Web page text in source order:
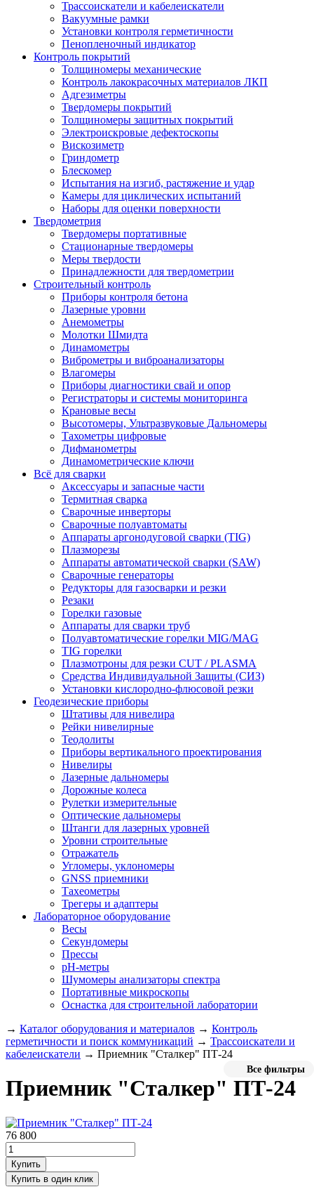
Трассоискатели и кабелеискатели
Вакуумные рамки
Установки контроля герметичности
Пенопленочный индикатор
Контроль покрытий
Толщиномеры механические
Контроль лакокрасочных материалов ЛКП
Адгезиметры
Твердомеры покрытий
Толщиномеры защитных покрытий
Электроискровые дефектоскопы
Вискозиметр
Гриндометр
Блескомер
Испытания на изгиб, растяжение и удар
Камеры для циклических испытаний
Наборы для оценки поверхности
Твердометрия
Твердомеры портативные
Стационарные твердомеры
Меры твердости
Принадлежности для твердометрии
Строительный контроль
Приборы контроля бетона
Лазерные уровни
Анемометры
Молотки Шмидта
Динамометры
Виброметры и виброанализаторы
Влагомеры
Приборы диагностики свай и опор
Регистраторы и системы мониторинга
Крановые весы
Высотомеры, Ультразвуковые Дальномеры
Тахометры цифровые
Дифманометры
Динамометрические ключи
Всё для сварки
Аксессуары и запасные части
Термитная сварка
Сварочные инверторы
Сварочные полуавтоматы
Аппараты аргонодуговой сварки (TIG)
Плазморезы
Аппараты автоматической сварки (SAW)
Сварочные генераторы
Редукторы для газосварки и резки
Резаки
Горелки газовые
Аппараты для сварки труб
Полуавтоматические горелки MIG/MAG
TIG горелки
Плазмотроны для резки CUT / PLASMA
Средства Индивидуальной Защиты (СИЗ)
Установки кислородно-флюсовой резки
Геодезические приборы
Штативы для нивелира
Рейки нивелирные
Теодолиты
Приборы вертикального проектирования
Нивелиры
Лазерные дальномеры
Дорожные колеса
Рулетки измерительные
Оптические дальномеры
Штанги для лазерных уровней
Уровни строительные
Отражатель
Угломеры, уклономеры
GNSS приемники
Тахеометры
Трегеры и адаптеры
Лабораторное оборудование
Весы
Секундомеры
Прессы
pH-метры
Шумомеры анализаторы спектра
Портативные микроскопы
Оснастка для строительной лаборатории
→ Каталог оборудования и материалов → Контроль
герметичности и поиск коммуникаций → Трассоискатели и
кабелеискатели → Приемник "Сталкер" ПТ-24
Все фильтры
Приемник "Сталкер" ПТ-24
76 800